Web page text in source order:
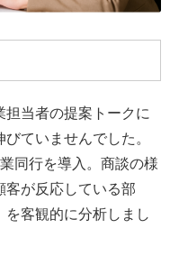
当者の提案トークに
ていませんでした。
同行を導入。商談の様
客が反応している部
客観的に分析しまし